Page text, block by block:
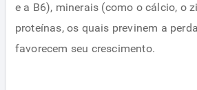
e a B6), minerais (como o cálcio, o
proteínas, os quais previnem a
favorecem seu crescimento.